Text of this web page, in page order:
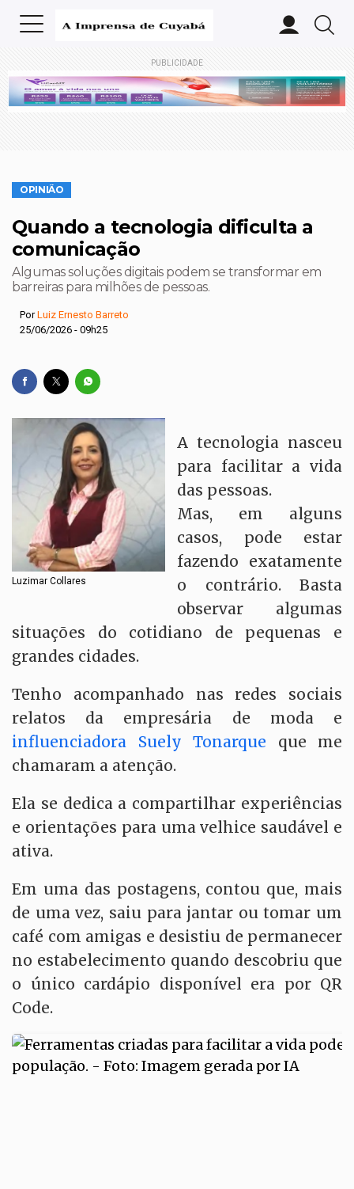
PUBLICIDADE
OPINIÃO
Quando a tecnologia dificulta a
comunicação
Algumas soluções digitais podem se transformar em
barreiras para milhões de pessoas.
PorLuiz Ernesto Barreto
25/06/2026 - 09h25
Luzimar Collares
A tecnologia nasceu
para facilitar a vida
das pessoas.
Mas, em alguns
casos, pode estar
fazendo exatamente
o contrário. Basta
observar algumas
situações do cotidiano de pequenas e
grandes cidades.
Tenho acompanhado nas redes sociais
relatos da empresária de moda e
influenciadora Suely Tonarque que me
chamaram a atenção.
Ela se dedica a compartilhar experiências
e orientações para uma velhice saudável e
ativa.
Em uma das postagens, contou que, mais
de uma vez, saiu para jantar ou tomar um
café com amigas e desistiu de permanecer
no estabelecimento quando descobriu que
o único cardápio disponível era por QR
Code.